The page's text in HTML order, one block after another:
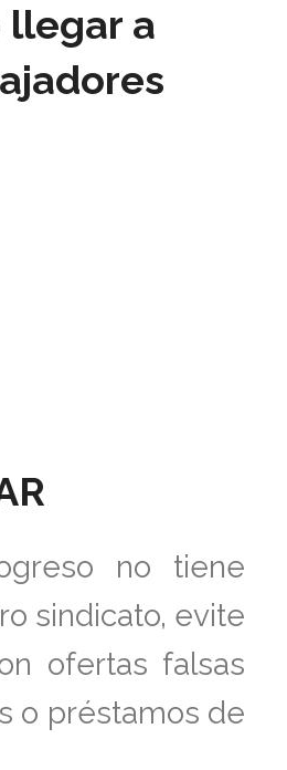
llegar a
no tiene
sindicato, evite
ofertas falsas
o préstamos de